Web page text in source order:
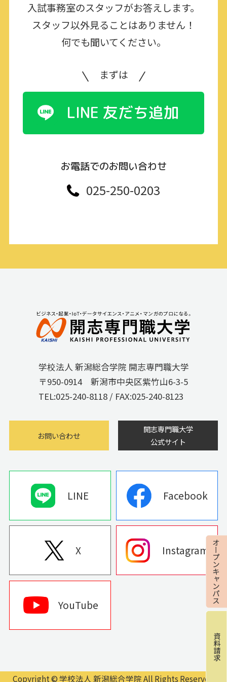
入試事務室のスタッフがお答えします。
スタッフ以外見ることはありません！
何でも聞いてください。
まずは
LINE 友だち追加
お電話でのお問い合わせ
025-250-0203
学校法人 新潟総合学院 開志専門職大学
〒950-0914 新潟市中央区紫竹山6-3-5
TEL:025-240-8118/ FAX:025-240-8123
お問い合わせ
開志専門職大学
公式サイト
LINE Facebook
X Instagram
YouTube
Copyright © 学校法人 新潟総合学院 All Rights Reserved